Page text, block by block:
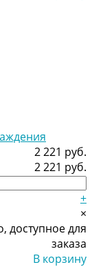
2 221 руб.
2 221 руб.
+
×
доступное для
заказа
В корзину